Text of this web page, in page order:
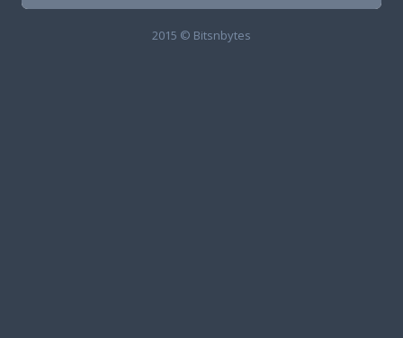
2015 © Bitsnbytes